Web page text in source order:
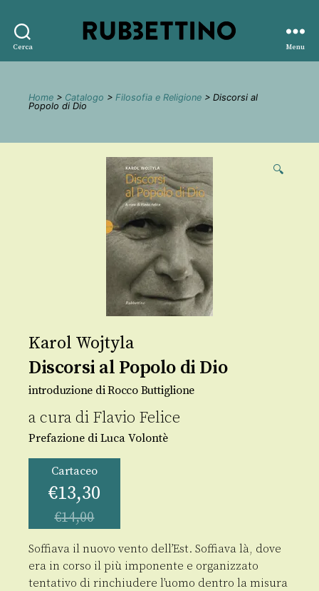
Cerca
editore
Menu
Home > Catalogo > Filosofia e Religione > Discorsi al
Popolo di Dio
🔍
Karol Wojtyla
Discorsi al Popolo di Dio
introduzione di Rocco Buttiglione
a cura di Flavio Felice
Prefazione di Luca Volontè
Cartaceo
€13,30
€14,00
Soffiava il nuovo vento dell’Est. Soffiava là, dove
era in corso il più imponente e organizzato
tentativo di rinchiudere l’uomo dentro la misura